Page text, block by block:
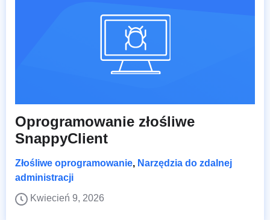
Oprogramowanie złośliwe
SnappyClient
Złośliwe oprogramowanie, Narzędzia do zdalnej
administracji
Kwiecień 9, 2026